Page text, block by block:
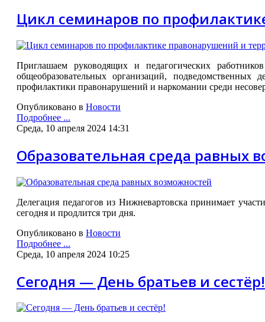
Цикл семинаров по
Приглашаем руководящих и педагогических
общеобразовательных организаций,
профилактики правонарушений и наркомании среди
Опубликовано в Новости
Подробнее ...
Среда, 10 апреля 2024 14:31
Образовательная среда равных
Делегация педагогов из Нижневартовска принимает
сегодня и продлится три дня.
Опубликовано в Новости
Подробнее ...
Среда, 10 апреля 2024 10:25
Сегодня — День братьев и сестёр!